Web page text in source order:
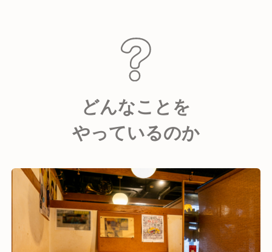
どんなことを
やっているのか